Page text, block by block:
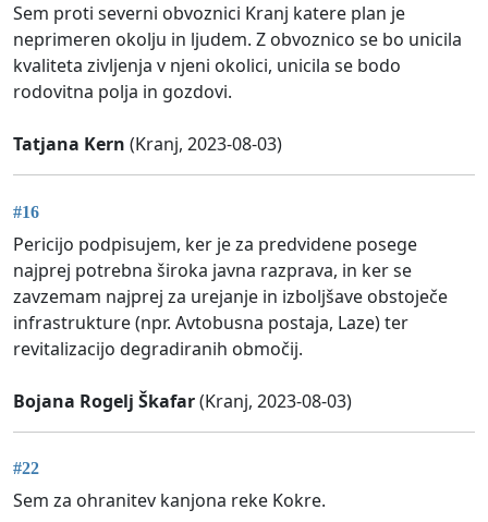
Sem proti severni obvoznici Kranj katere plan je
neprimeren okolju in ljudem. Z obvoznico se bo unicila
kvaliteta zivljenja v njeni okolici, unicila se bodo
rodovitna polja in gozdovi.
Tatjana Kern (Kranj, 2023-08-03)
#16
Pericijo podpisujem, ker je za predvidene posege
najprej potrebna široka javna razprava, in ker se
zavzemam najprej za urejanje in izboljšave obstoječe
infrastrukture (npr. Avtobusna postaja, Laze) ter
revitalizacijo degradiranih območij.
Bojana Rogelj Škafar(Kranj, 2023-08-03)
#22
Sem za ohranitev kanjona reke Kokre.